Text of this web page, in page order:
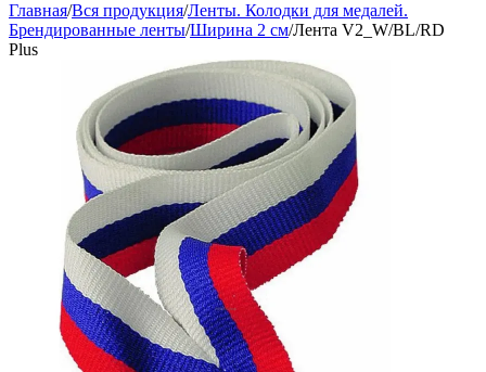
Главная/Вся продукция/Ленты. Колодки для медалей.
Брендированные ленты/Ширина 2 см/Лента V2_W/BL/RD
Plus